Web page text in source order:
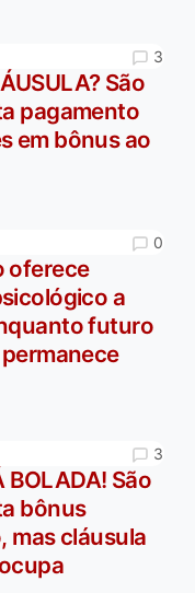
3
São
pagamento
em bônus ao
0
oferece
a
futuro
3
BOLADA! São
bônus
mas cláusula